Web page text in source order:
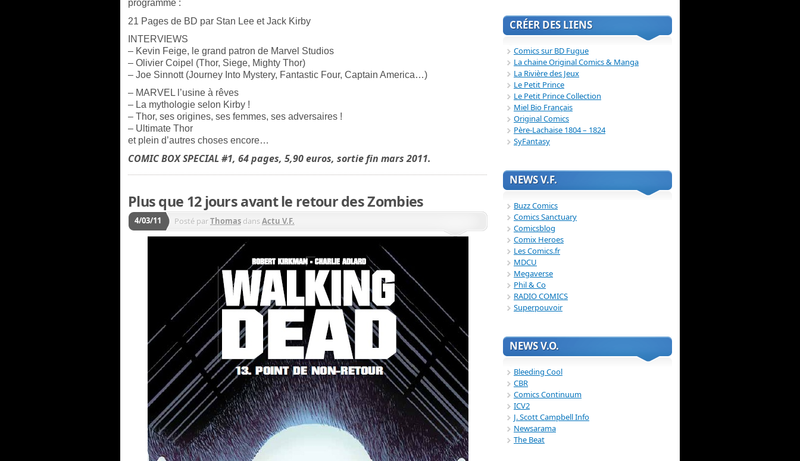
programme :
21 Pages de BD par Stan Lee et Jack Kirby
INTERVIEWS
– Kevin Feige, le grand patron de Marvel Studios
– Olivier Coipel (Thor, Siege, Mighty Thor)
– Joe Sinnott (Journey Into Mystery, Fantastic Four, Captain America…)
– MARVEL l’usine à rêves
– La mythologie selon Kirby !
– Thor, ses origines, ses femmes, ses adversaires !
– Ultimate Thor
et plein d’autres choses encore…
COMIC BOX SPECIAL #1, 64 pages, 5,90 euros, sortie fin mars 2011.
Plus que 12 jours avant le retour des Zombies
4/03/11 Posté parThomas dansActu V.F.
CRÉER DES LIENS
Comics sur BD Fugue
La chaine Original Comics & Manga
La Rivière des Jeux
Le Petit Prince
Le Petit Prince Collection
Miel Bio Français
Original Comics
Père-Lachaise 1804 – 1824
SyFantasy
NEWS V.F.
Buzz Comics
Comics Sanctuary
Comicsblog
Comix Heroes
Les Comics.fr
MDCU
Megaverse
Phil & Co
RADIO COMICS
Superpouvoir
NEWS V.O.
Bleeding Cool
CBR
Comics Continuum
ICV2
J. Scott Campbell Info
Newsarama
The Beat